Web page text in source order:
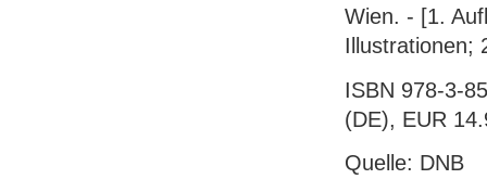
Wien. - [1.
Illustrationen;
ISBN 978-3-
(DE), EUR
Quelle: DNB